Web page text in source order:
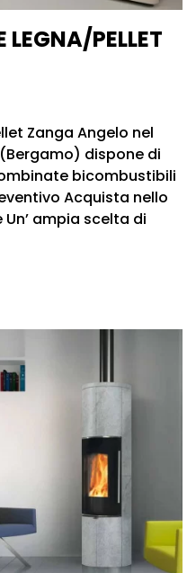
LEGNA/PELLET
Zanga Angelo nel
dispone di
bicombustibili
Acquista nello
ampia scelta di